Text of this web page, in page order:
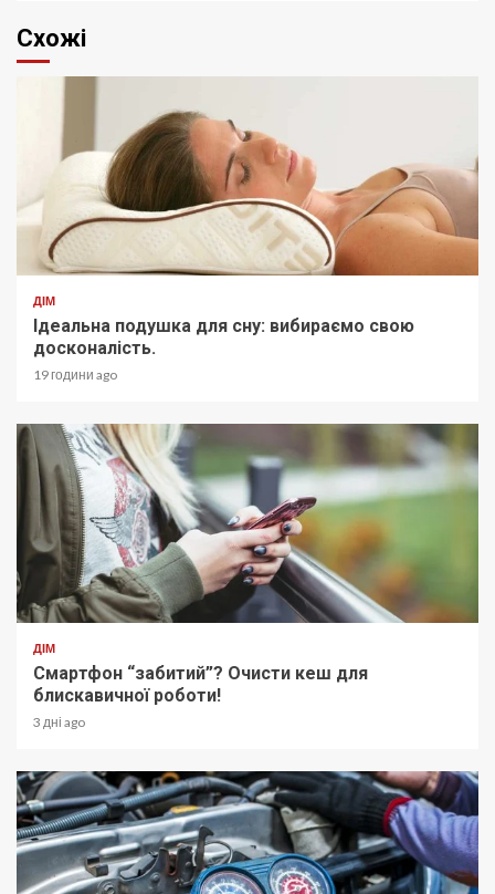
Схожі
ДІМ
Ідеальна подушка для сну: вибираємо свою
досконалість.
19 години ago
ДІМ
Смартфон “забитий”? Очисти кеш для
блискавичної роботи!
3 дні ago